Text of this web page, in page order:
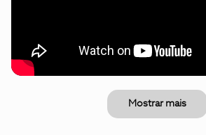
Mostrar mais